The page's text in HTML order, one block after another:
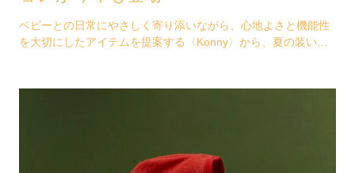
ベビーとの日常にやさしく寄り添いながら、心地よさと機能性
を大切にしたアイテムを提案する〈Konny〉から、夏の装いに